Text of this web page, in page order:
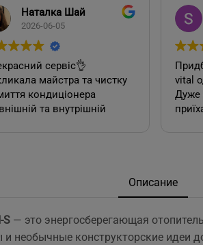
Наталка Шай
2026-06-05
сервіс👌
майстра та чистку
кондиціонера
та внутрішній
їх, так і
їх
vital
Дуже
саме
ж по
Описание
S — это энергосберегающая
необычные конструкторские идеи